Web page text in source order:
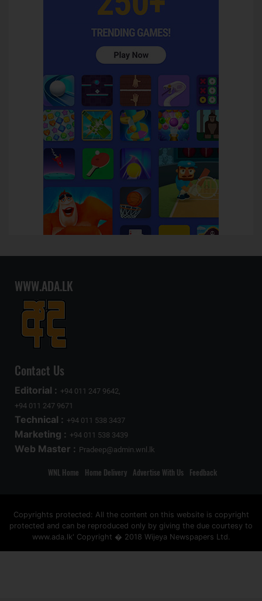
WWW.ADA.LK
Contact Us
Editorial : +94 011 247 9642,
+94 011 247 9671
Technical : +94 011 538 3437
Marketing : +94 011 538 3439
Web Master : Pradeep@admin.wnl.lk
WNL Home Home Delivery Advertise With Us Feedback
Copyrights protected: All the content on this website is copyright
protected and can be reproduced only by giving the due courtesy to
www.ada.lk' Copyright � 2018 Wijeya Newspapers Ltd.